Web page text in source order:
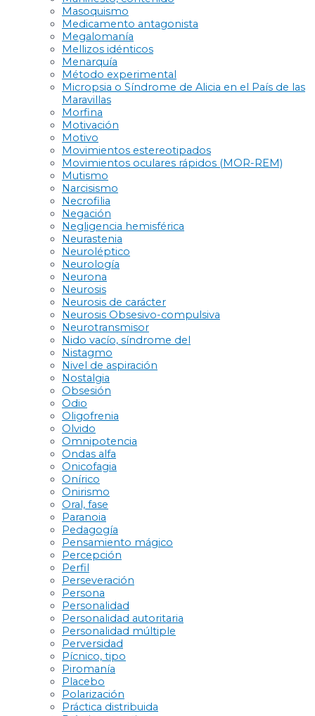
Masoquismo
Medicamento antagonista
Megalomanía
Mellizos idénticos
Menarquía
Método experimental
Micropsia o Síndrome de Alicia en el País de las
Maravillas
Morfina
Motivación
Motivo
Movimientos estereotipados
Movimientos oculares rápidos (MOR-REM)
Mutismo
Narcisismo
Necrofilia
Negación
Negligencia hemisférica
Neurastenia
Neuroléptico
Neurología
Neurona
Neurosis
Neurosis de carácter
Neurosis Obsesivo-compulsiva
Neurotransmisor
Nido vacío, síndrome del
Nistagmo
Nivel de aspiración
Nostalgia
Obsesión
Odio
Oligofrenia
Olvido
Omnipotencia
Ondas alfa
Onicofagia
Onírico
Onirismo
Oral, fase
Paranoia
Pedagogía
Pensamiento mágico
Percepción
Perfil
Perseveración
Persona
Personalidad
Personalidad autoritaria
Personalidad múltiple
Perversidad
Pícnico, tipo
Piromanía
Placebo
Polarización
Práctica distribuida